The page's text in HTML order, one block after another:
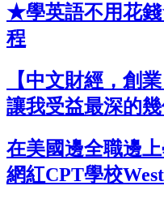
★學英語不用花
程
【中文財經，創
讓我受益最深的
在美國邊全職邊
網紅CPT學校